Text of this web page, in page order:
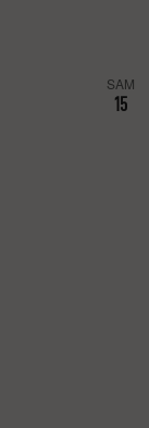
SAM
15